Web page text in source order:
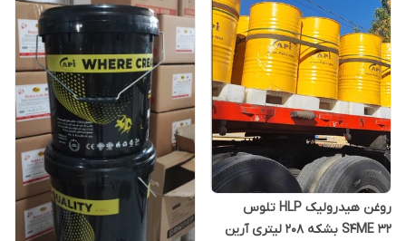
روغن هیدرولیک HLP تلوس
S4ME 32 بشکه 208 لیتری آرین